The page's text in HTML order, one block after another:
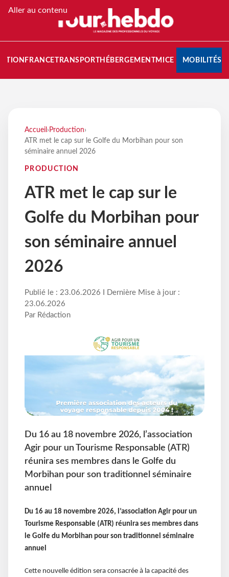
Aller au contenu
FRANCETRANSPORT HÉBERGEMENTMICE MOBILITÉS
Accueil › Production›
ATR met le cap sur le Golfe du Morbihan pour son
séminaire annuel 2026
PRODUCTION
ATR met le cap sur le
Golfe du Morbihan pour
son séminaire annuel
2026
Publié le : 23.06.2026 I Dernière Mise à jour :
23.06.2026
Par Rédaction
Du 16 au 18 novembre 2026, l’association
Agir pour un Tourisme Responsable (ATR)
réunira ses membres dans le Golfe du
Morbihan pour son traditionnel séminaire
annuel
Du 16 au 18 novembre 2026, l’association Agir pour un
Tourisme Responsable (ATR) réunira ses membres dans
le Golfe du Morbihan pour son traditionnel séminaire
annuel
Cette nouvelle édition sera consacrée à la capacité des